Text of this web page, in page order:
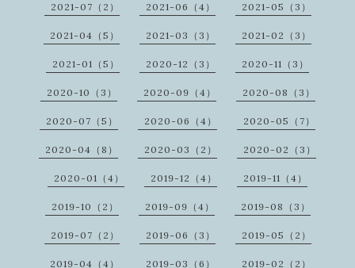
2021-07（2） 2021-06（4） 2021-05（3）
2021-04（5） 2021-03（3） 2021-02（3）
2021-01（5） 2020-12（3） 2020-11（3）
2020-10（3） 2020-09（4） 2020-08（3）
2020-07（5） 2020-06（4） 2020-05（7）
2020-04（8） 2020-03（2） 2020-02（3）
2020-01（4） 2019-12（4） 2019-11（4）
2019-10（2） 2019-09（4） 2019-08（3）
2019-07（2） 2019-06（3） 2019-05（2）
2019-04（4） 2019-03（6） 2019-02（2）